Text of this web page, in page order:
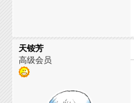
天铵芳
高级会员